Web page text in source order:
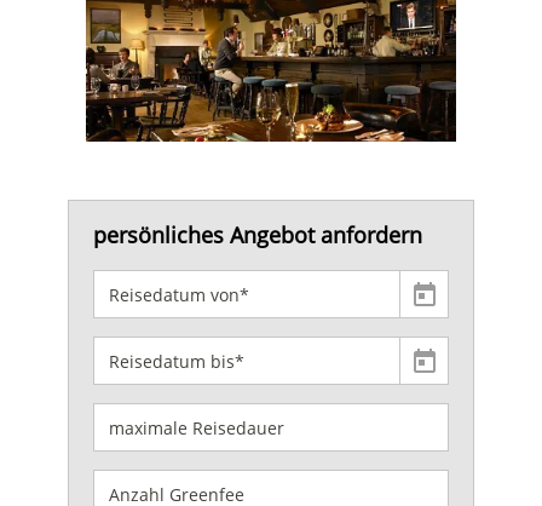
persönliches Angebot anfordern